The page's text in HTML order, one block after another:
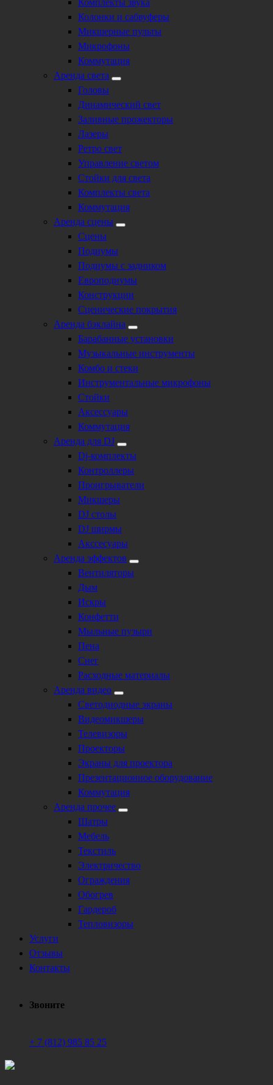
Колонки и сабвуферы
Микшерные пульты
Микрофоны
Коммутация
Аренда света
Головы
Динамический свет
Заливные прожекторы
Лазеры
Ретро свет
Управление светом
Стойки для света
Комплекты света
Коммутация
Аренда сцены
Сцены
Подиумы
Подиумы с задником
Европодиумы
Конструкции
Сценические покрытия
Аренда бэклайна
Барабанные установки
Музыкальные инструменты
Комбо и стеки
Инструментальные микрофоны
Стойки
Аксессуары
Коммутация
Аренда для DJ
Dj-комплекты
Контроллеры
Проигрыватели
Микшеры
DJ столы
DJ ширмы
Акссесуары
Аренда эффектов
Вентиляторы
Дым
Искры
Конфетти
Мыльные пузыри
Пена
Снег
Расходные материалы
Аренда видео
Светодиодные экраны
Видеомикшеры
Телевизоры
Проекторы
Экраны для проектора
Презентационное оборудование
Коммутация
Аренда прочее
Шатры
Мебель
Текстиль
Электричество
Ограждения
Обогрев
Гардероб
Тепловизоры
Услуги
Отзывы
Контакты
Звоните
+ 7 (812) 985 85 25